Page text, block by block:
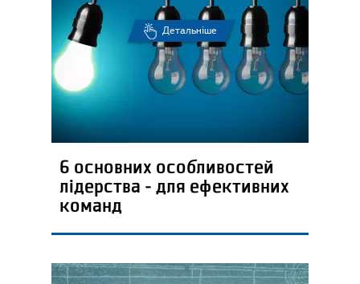
Детальніше
6 основних особливостей
лідерства - для ефективних
команд